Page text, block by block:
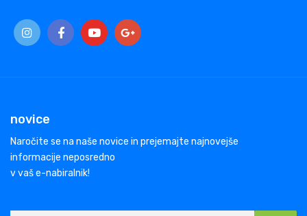
novice
Naročite se na naše novice in prejemajte najnovejše
informacije neposredno
v vaš e-nabiralnik!